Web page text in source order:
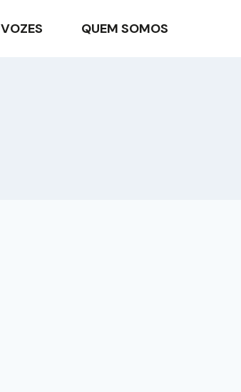
VOZES QUEM SOMOS